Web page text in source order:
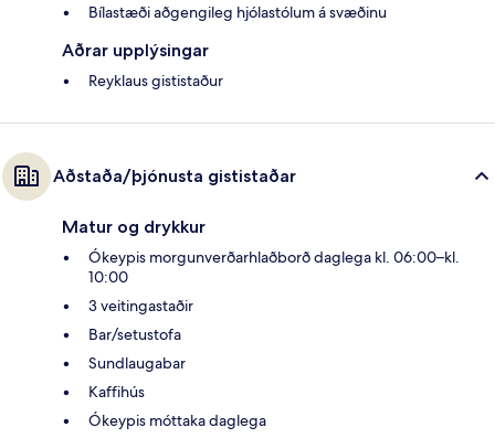
Bílastæði aðgengileg hjólastólum á svæðinu
Aðrar upplýsingar
Reyklaus gististaður
Aðstaða/þjónusta gististaðar
Matur og drykkur
Ókeypis morgunverðarhlaðborð daglega kl. 06:00–kl.
10:00
3 veitingastaðir
Bar/setustofa
Sundlaugabar
Kaffihús
Ókeypis móttaka daglega